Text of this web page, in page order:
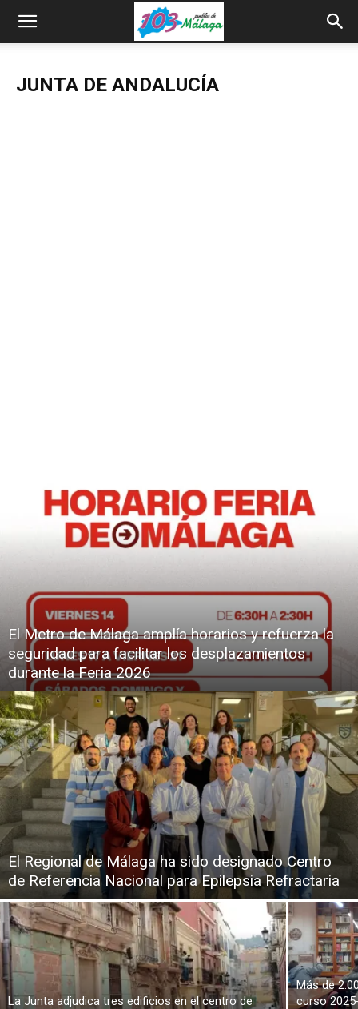
JUNTA DE ANDALUCÍA
El Metro de Málaga amplía horarios y refuerza la
seguridad para facilitar los desplazamientos
durante la Feria 2026
El Regional de Málaga ha sido designado Centro
de Referencia Nacional para Epilepsia Refractaria
La Junta adjudica tres edificios en el centro de
Más de
curso